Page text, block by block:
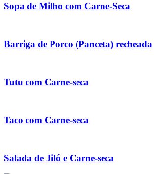
Sopa de Milho com Carne-Seca
Barriga de Porco (Panceta) recheada
Tutu com Carne-seca
Taco com Carne-seca
Salada de Jiló e Carne-seca